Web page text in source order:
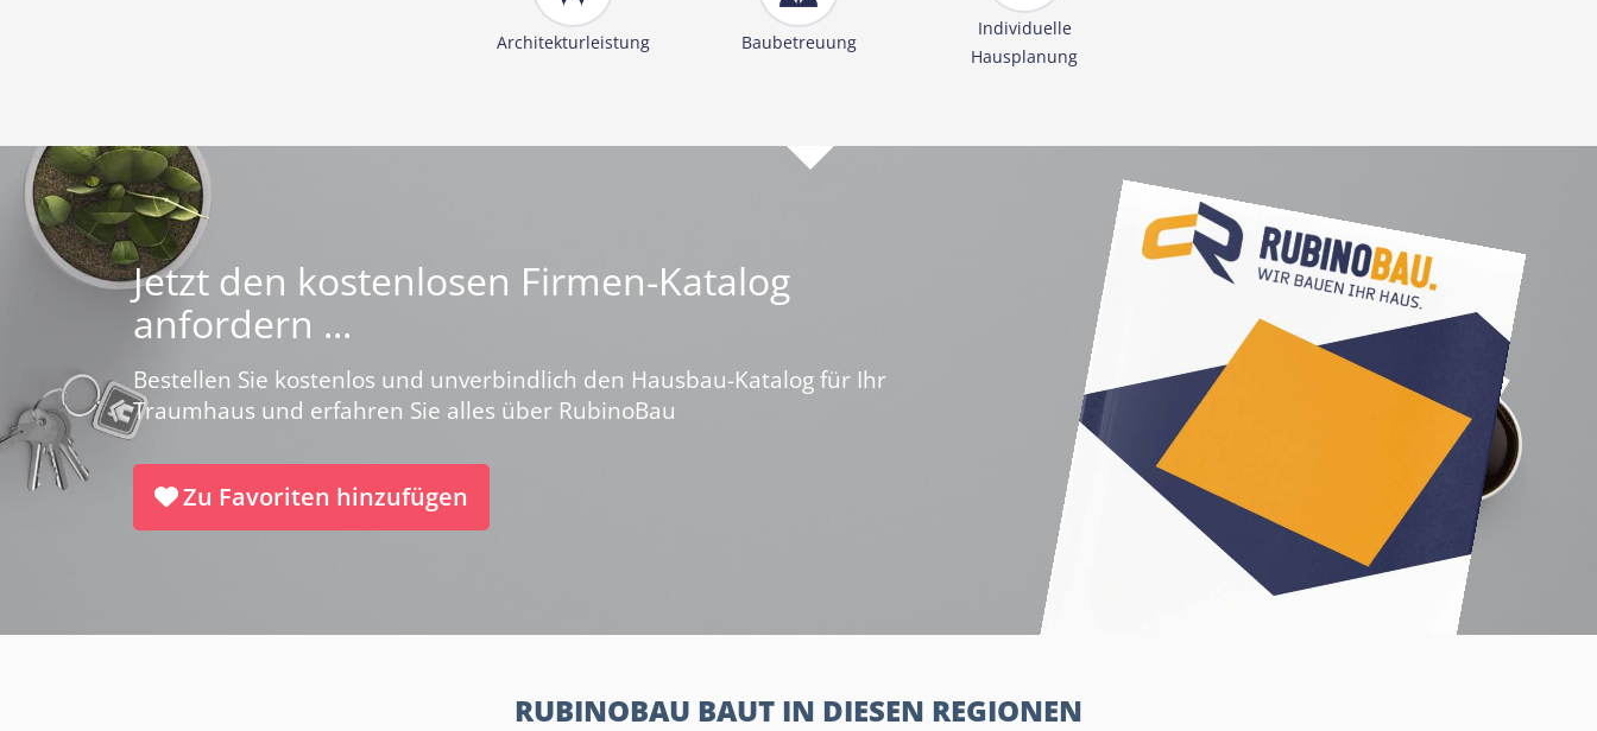
Architekturleistung Baubetreuung
Individuelle
Hausplanung
Jetzt den kostenlosen Firmen-Katalog
anfordern ...
Bestellen Sie kostenlos und unverbindlich den Hausbau-Katalog für Ihr
Traumhaus und erfahren Sie alles über RubinoBau
Zu Favoriten hinzufügen
RUBINOBAU BAUT IN DIESEN REGIONEN